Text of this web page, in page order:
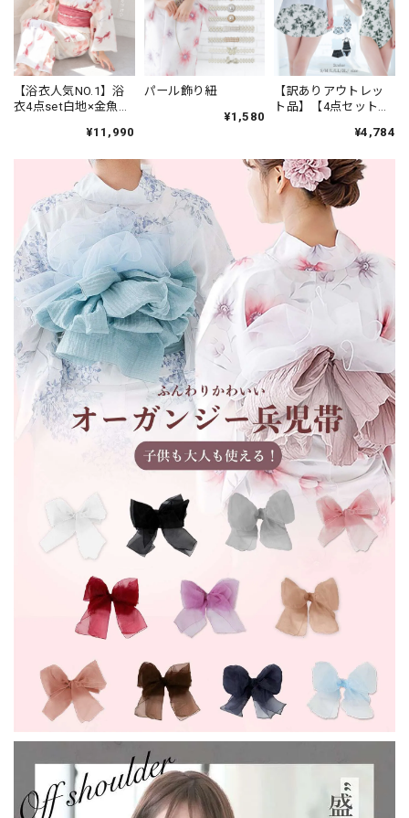
【浴衣人気NO.1】浴
衣4点set白地×金魚柄
ーラルpk】 K8¥11,990
パール飾り紐
¥1,580
【訳ありアウトレッ
ト品】【4点セット】
水着 上下セット ラッ
インナー tシャツ＆シ
ョートパンツ 25J
¥4,784